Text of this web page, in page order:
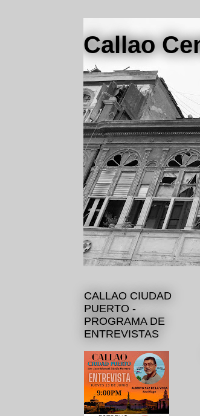
Callao
CALLAO CIUDAD
PUERTO -
PROGRAMA DE
ENTREVISTAS